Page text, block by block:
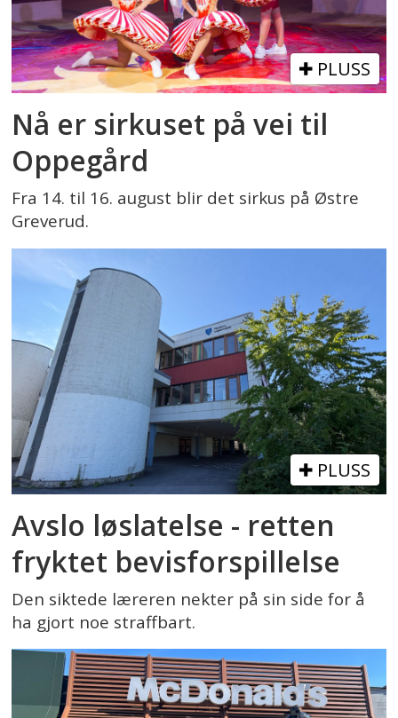
PLUSS
Nå er sirkuset på vei til
Oppegård
Fra 14. til 16. august blir det sirkus på Østre
Greverud.
PLUSS
Avslo løslatelse - retten
fryktet bevisforspillelse
Den siktede læreren nekter på sin side for å
ha gjort noe straffbart.